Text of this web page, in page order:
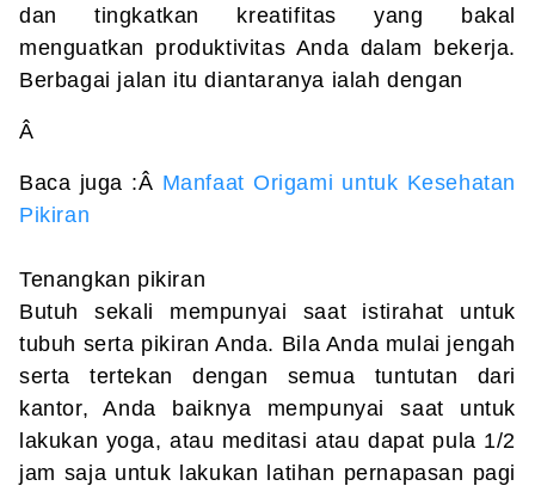
dan tingkatkan kreatifitas yang bakal
menguatkan produktivitas Anda dalam bekerja.
Berbagai jalan itu diantaranya ialah dengan
Â
Baca juga :Â Manfaat Origami untuk Kesehatan
Pikiran
Tenangkan pikiran
Butuh sekali mempunyai saat istirahat untuk
tubuh serta pikiran Anda. Bila Anda mulai jengah
serta tertekan dengan semua tuntutan dari
kantor, Anda baiknya mempunyai saat untuk
lakukan yoga, atau meditasi atau dapat pula 1/2
jam saja untuk lakukan latihan pernapasan pagi